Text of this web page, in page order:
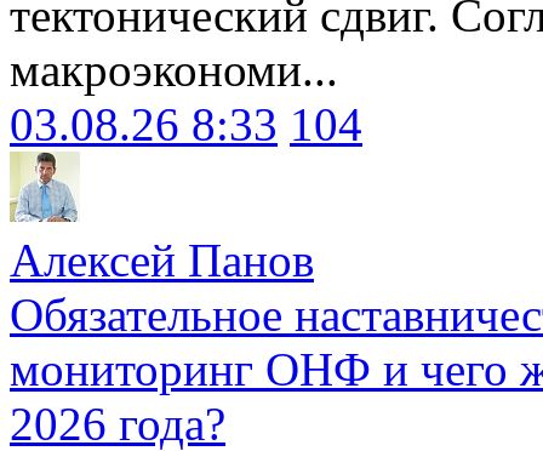
тектонический сдвиг.
макроэкономи...
03.08.26 8:33 104
Алексей Панов
Обязательное
мониторинг ОНФ и чего
2026 года?